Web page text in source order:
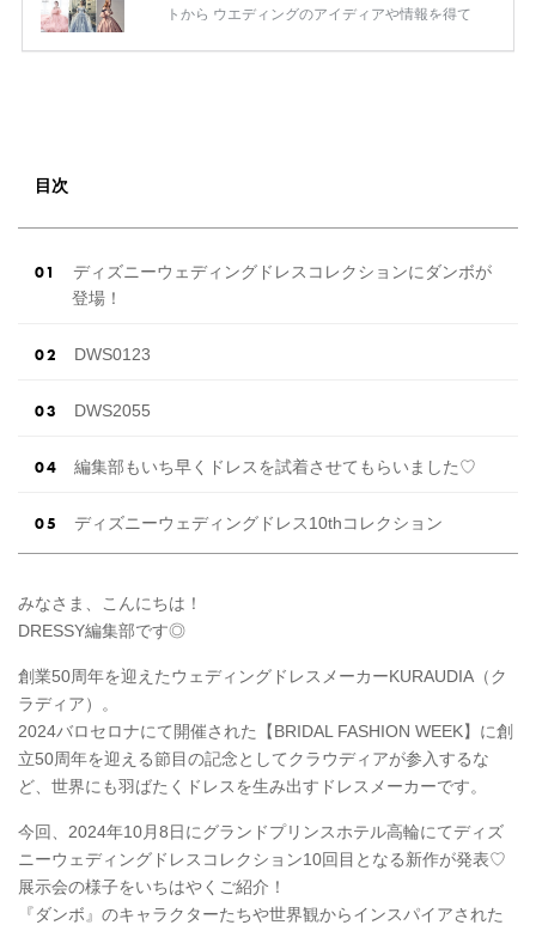
トから ウエディングのアイディアや情報を得て
目次
ディズニーウェディングドレスコレクションにダンボが
登場！
DWS0123
DWS2055
編集部もいち早くドレスを試着させてもらいました♡
ディズニーウェディングドレス10thコレクション
みなさま、こんにちは！
DRESSY編集部です◎
創業50周年を迎えたウェディングドレスメーカーKURAUDIA（ク
ラディア）。
2024バロセロナにて開催された【BRIDAL FASHION WEEK】に創
立50周年を迎える節目の記念としてクラウディアが参入するな
ど、世界にも羽ばたくドレスを生み出すドレスメーカーです。
今回、2024年10月8日にグランドプリンスホテル高輪にてディズ
ニーウェディングドレスコレクション10回目となる新作が発表♡
展示会の様子をいちはやくご紹介！
『ダンボ』のキャラクターたちや世界観からインスパイアされた